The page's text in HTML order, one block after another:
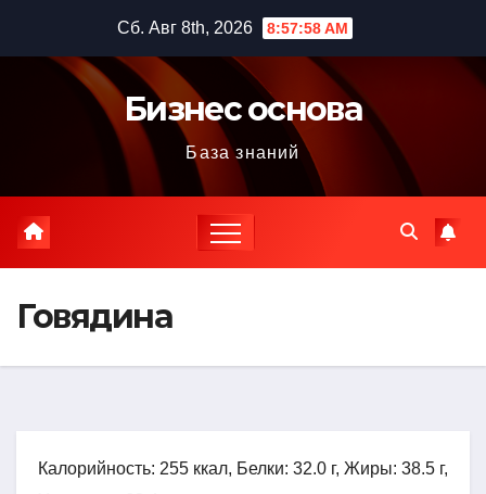
содержимому
Сб. Авг 8th, 2026 8:57:59 AM
Бизнес основа
База знаний
Говядина
Калорийность: 255 ккал, Белки: 32.0 г, Жиры: 38.5 г,